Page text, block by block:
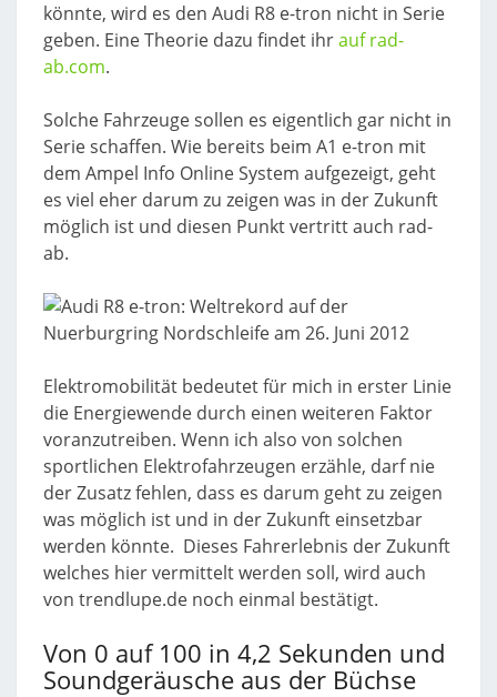
könnte, wird es den Audi R8 e-tron nicht in Serie
geben. Eine Theorie dazu findet ihrauf rad-
ab.com.
Solche Fahrzeuge sollen es eigentlich gar nicht in
Serie schaffen. Wie bereits beim A1 e-tron mit
dem Ampel Info Online System aufgezeigt, geht
es viel eher darum zu zeigen was in der Zukunft
möglich ist und diesen Punkt vertritt auch rad-
ab.
Elektromobilität bedeutet für mich in erster Linie
die Energiewende durch einen weiteren Faktor
voranzutreiben. Wenn ich also von solchen
sportlichen Elektrofahrzeugen erzähle, darf nie
der Zusatz fehlen, dass es darum geht zu zeigen
was möglich ist und in der Zukunft einsetzbar
werden könnte. Dieses Fahrerlebnis der Zukunft
welches hier vermittelt werden soll, wird auch
von trendlupe.de noch einmal bestätigt.
Von 0 auf 100 in 4,2 Sekunden und
Soundgeräusche aus der Büchse